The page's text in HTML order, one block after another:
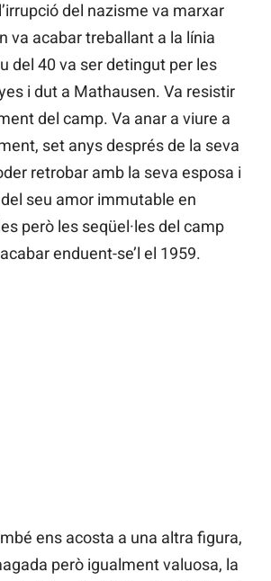
del nazisme va marxar
va acabar treballant a la línia
del 40 va ser detingut per les
i dut a Mathausen. Va resistir
del camp. Va anar a viure a
set anys després de la seva
retrobar amb la seva esposa i
seu amor immutable en
però les seqüel·les del camp
enduent-se’l el 1959.
ens acosta a una altra figura,
però igualment valuosa, la